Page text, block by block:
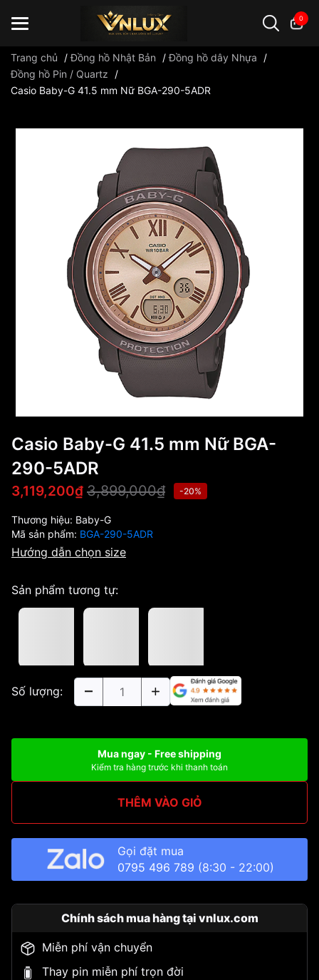
0
Đồng hồ casio đồng hồ G-Shock đồng hồ Orient
Trang chủ /Đồng hồ Nhật Bản /Đồng hồ dây Nhựa
/
Đồng hồ Pin / Quartz
/
Casio Baby-G 41.5 mm Nữ BGA-290-5ADR
Casio Baby-G 41.5 mm Nữ BGA-
290-5ADR
3,119,200₫ 3,899,000₫ -20%
Thương hiệu: Baby-G
Mã sản phẩm: BGA-290-5ADR
Hướng dẫn chọn size
Sản phẩm tương tự:
Số lượng:
Mua ngay - Free shipping
Kiểm tra hàng trước khi thanh toán
THÊM VÀO GIỎ
Gọi đặt mua
0795 496 789 (8:30 - 22:00)
Chính sách mua hàng tại vnlux.com
Miễn phí vận chuyển
Thay pin miễn phí trọn đời